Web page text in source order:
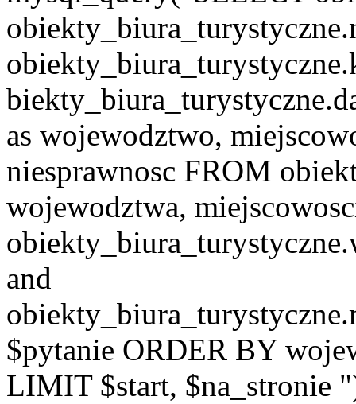
as wojewodztwo,
niesprawnosc FROM
wojewodztwa,
and
$pytanie ORDER BY
LIMIT $start, $na_stronie